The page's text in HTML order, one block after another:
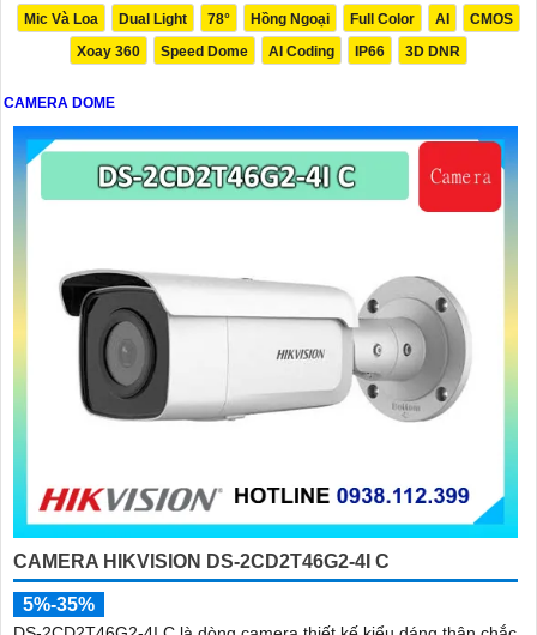
Mic Và Loa Dual Light 78° Hồng Ngoại Full Color AI
CMOS
Xoay 360
Speed Dome AI Coding IP66 3D DNR
CAMERA DOME
CAMERA HIKVISION DS-2CD2T46G2-4I C
5%-35%